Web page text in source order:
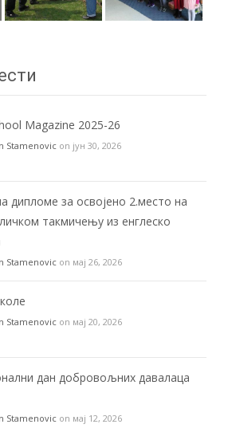
Magazine 2025-26
Stamenovic on јун 30, 2026
дипломе за освојено 2.место на
такмичењу из енглеско
Stamenovic on мај 26, 2026
Stamenovic on мај 20, 2026
дан добровољних давалаца
Stamenovic on мај 12, 2026